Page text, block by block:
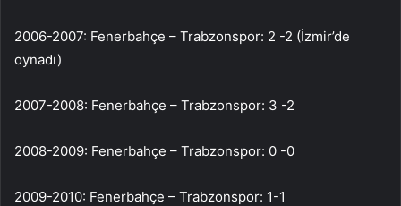
2006-2007: Fenerbahçe – Trabzonspor: 2 -2 (İzmir’de
oynadı)
2007-2008: Fenerbahçe – Trabzonspor: 3 -2
2008-2009: Fenerbahçe – Trabzonspor: 0 -0
2009-2010: Fenerbahçe – Trabzonspor: 1-1